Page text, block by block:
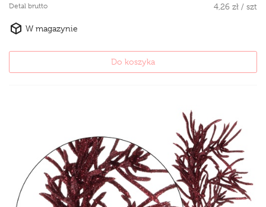
Detal brutto 4,26 zł / szt
W magazynie
Do koszyka